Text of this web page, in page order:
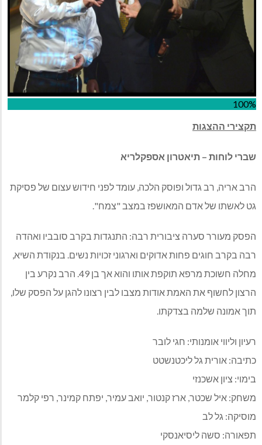
100%
תקצירי ההצגות
שברי לוחות – תיאטרון אספקלריא
הרב אריה, רב גדול ופוסק הלכה, עומד לפני חידוש עצום של פסיקת
גט לאשתו של אדם המאושפז במצב "צמח".
הפסק מעורר סערה ציבורית רבה: התנגדות בקרב סובביו ואהדה
רבה בקרב חוגים פחות אדוקים וארגוני זכויות נשים. בנקודת השיא,
מחלה חשוכת מרפא תוקפת אותו והוא אך בן 49. הרב נקרע בין
הרצון לחשוף את האמת אודות מצבו לבין רצונו להגן על הפסק שלו,
תוך אמונה שלמה בצדקתו.
רעיון וליווי אומנותי: חגי לובר
כתיבה: אורית גל ליכטנשטט
בימוי: ציון אשכנזי
משחק: איל שכטר, ארז קנטור, יואב עמיר, יפתח קמינר, רפי קלמר
מוסיקה: גל לב
תפאורה: סשה ליסיאנסקי